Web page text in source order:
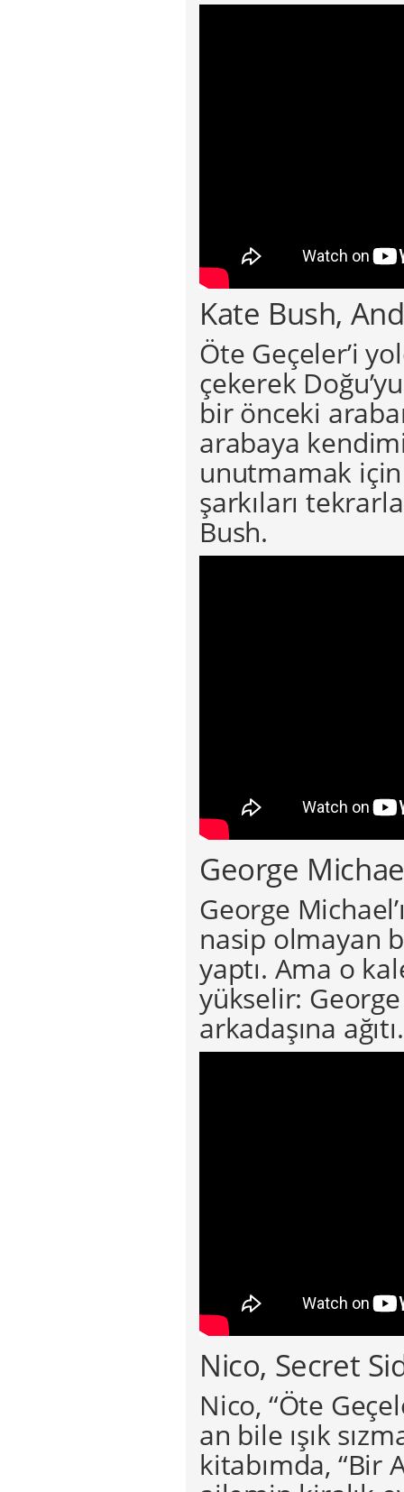
Kate Bush,
Öte Geçeler’i
çekerek
bir önceki
arabaya
unutmamak
şarkıları
Bush.
George
George
nasip olmayan
yaptı. Ama o
yükselir:
arkadaşına ağıtı.
Nico, Secret
Nico, “Öte
an bile ışık
kitabımda, “Bir